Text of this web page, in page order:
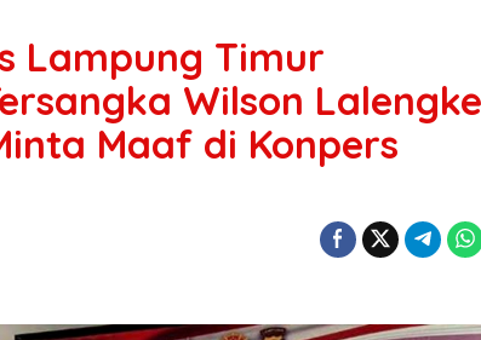
Lampung Timur
Wilson Lalengke
Maaf di Konpers